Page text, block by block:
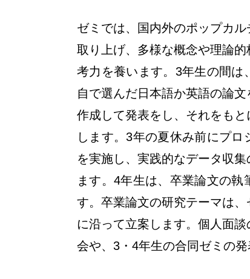
ゼミでは、国内外のポップカ
取り上げ、多様な概念や理論
考力を養います。3年生の間は
自で選んだ日本語か英語の論
作成して発表をし、それをも
します。3年の夏休み前にプ
を実施し、実践的なデータ収
ます。4年生は、卒業論文の執
す。卒業論文の研究テーマは
に沿って立案します。個人面
会や、3・4年生の合同ゼミの発